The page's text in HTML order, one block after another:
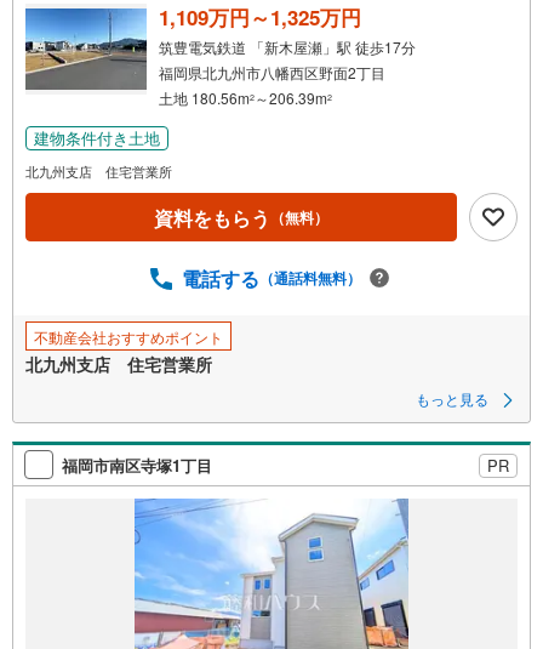
1,109万円～1,325万円
筑豊電気鉄道 「新木屋瀬」駅 徒歩17分
福岡県北九州市八幡西区野面2丁目
土地 180.56m2 ～206.39m2
建物条件付き土地
北九州支店 住宅営業所
資料をもらう （無料）
電話する （通話料無料）
不動産会社おすすめポイント
北九州支店 住宅営業所
もっと見る
福岡市南区寺塚1丁目 PR